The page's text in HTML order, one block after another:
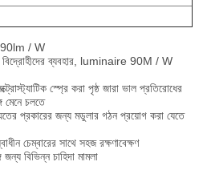
90lm / W
ব্যবহার, luminaire 90M / W
স্প্রে করা পৃষ্ঠ জারা ভাল প্রতিরোধের
চলতে
প্রকারের জন্য মডুলার গঠন প্রয়োগ করা যেতে
চেম্বারের সাথে সহজ রক্ষণাবেক্ষণ
বিভিন্ন চাহিদা মামলা